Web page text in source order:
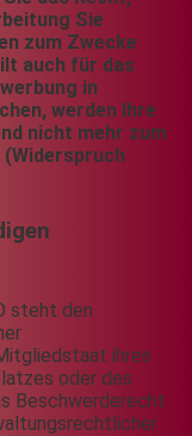
Sie
zum Zwecke
auch für das
in
werden Ihre
nicht mehr zum
steht den
ihres
oder des
Beschwerderecht